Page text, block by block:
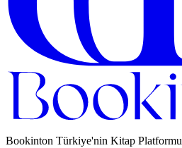
Bookinton Türkiye'nin Kitap Platformu